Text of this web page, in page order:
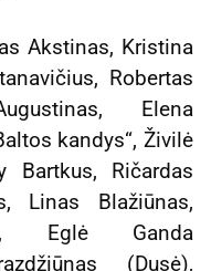
Akstinas, Kristina
Robertas
Elena
kandys“, Živilė
Bartkus, Ričardas
Linas Blažiūnas,
Eglė Ganda
(Dusė),